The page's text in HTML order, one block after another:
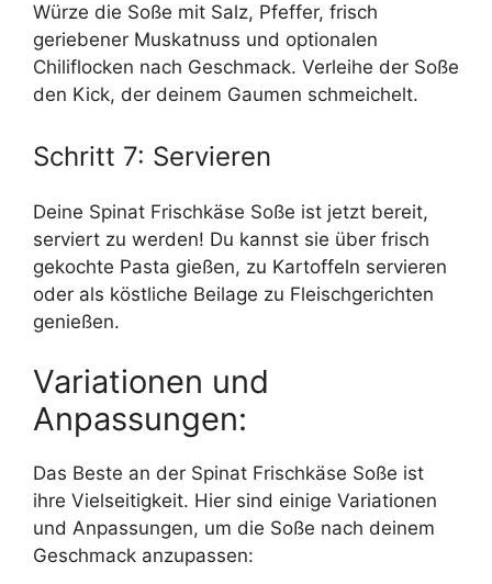
Würze die Soße mit Salz, Pfeffer, frisch
geriebener Muskatnuss und optionalen
Chiliflocken nach Geschmack. Verleihe der Soße
den Kick, der deinem Gaumen schmeichelt.
Schritt 7: Servieren
Deine Spinat Frischkäse Soße ist jetzt bereit,
serviert zu werden! Du kannst sie über frisch
gekochte Pasta gießen, zu Kartoffeln servieren
oder als köstliche Beilage zu Fleischgerichten
genießen.
Variationen und
Anpassungen:
Das Beste an der Spinat Frischkäse Soße ist
ihre Vielseitigkeit. Hier sind einige Variationen
und Anpassungen, um die Soße nach deinem
Geschmack anzupassen: